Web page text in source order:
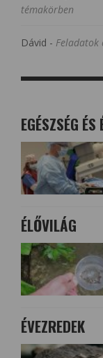
témakörben
Dávid - Feladatok
EGÉSZSÉG ÉS
ÉLŐVILÁG
ÉVEZREDEK